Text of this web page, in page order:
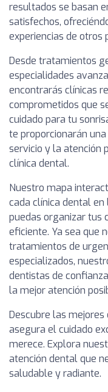
resultados se basan
satisfechos,
experiencias de otros
Desde tratamientos
especialidades
encontrarás clínicas
comprometidos que
cuidado para tu
te proporcionarán
servicio y la atención
clínica dental.
Nuestro mapa
cada clínica dental
puedas organizar tus
eficiente. Ya sea que
tratamientos de
especializados,
dentistas de
la mejor atención
Descubre las
asegura el cuidado
merece. Explora
atención dental que
saludable y radiante.